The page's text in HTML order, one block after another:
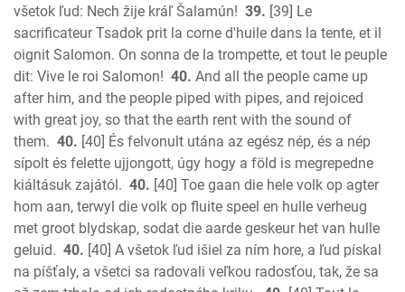
všetok ľud: Nech žije kráľ Šalamún! 39. [39] Le
sacrificateur Tsadok prit la corne d'huile dans la tente, et il
oignit Salomon. On sonna de la trompette, et tout le peuple
dit: Vive le roi Salomon! 40. And all the people came up
after him, and the people piped with pipes, and rejoiced
with great joy, so that the earth rent with the sound of
them. 40. [40] És felvonult utána az egész nép, és a nép
sípolt és felette ujjongott, úgy hogy a föld is megrepedne
kiáltásuk zajától. 40. [40] Toe gaan die hele volk op agter
hom aan, terwyl die volk op fluite speel en hulle verheug
met groot blydskap, sodat die aarde geskeur het van hulle
geluid. 40. [40] A všetok ľud išiel za ním hore, a ľud pískal
na píšťaly, a všetci sa radovali veľkou radosťou, tak, že sa